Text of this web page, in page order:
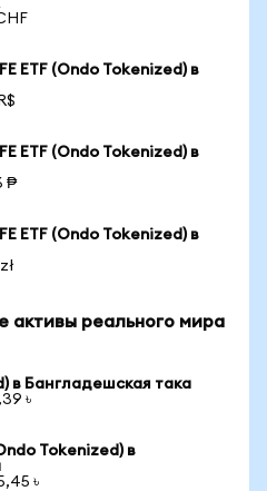
ETF (Ondo Tokenized) в
ETF (Ondo Tokenized) в
₱
ETF (Ondo Tokenized) в
активы реального мира
в Бангладешская така
৳
Tokenized) в
৳